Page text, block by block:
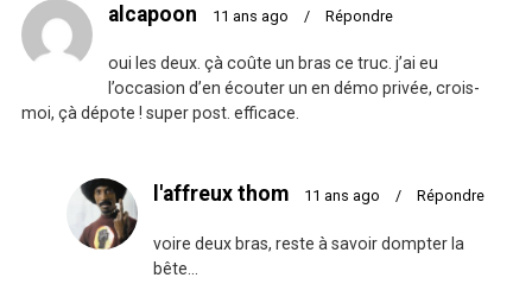
alcapoon 11 ans ago / Répondre
oui les deux. çà coûte un bras ce truc. j’ai eu
l’occasion d’en écouter un en démo privée, crois-
moi, çà dépote ! super post. efficace.
l'affreux thom 11 ans ago / Répondre
voire deux bras, reste à savoir dompter la
bête…